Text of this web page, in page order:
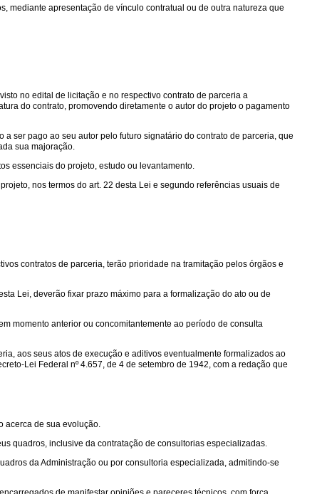
mediante apresentação de vínculo contratual ou de outra natureza que
no edital de licitação e no respectivo contrato de parceria a
do contrato, promovendo diretamente o autor do projeto o pagamento
ser pago ao seu autor pelo futuro signatário do contrato de parceria, que
sua majoração.
essenciais do projeto, estudo ou levantamento.
nos termos do art. 22 desta Lei e segundo referências usuais de
contratos de parceria, terão prioridade na tramitação pelos órgãos e
Lei, deverão fixar prazo máximo para a formalização do ato ou de
momento anterior ou concomitantemente ao período de consulta
aos seus atos de execução e aditivos eventualmente formalizados ao
Lei Federal nº 4.657, de 4 de setembro de 1942, com a redação que
acerca de sua evolução.
quadros, inclusive da contratação de consultorias especializadas.
da Administração ou por consultoria especializada, admitindo-se